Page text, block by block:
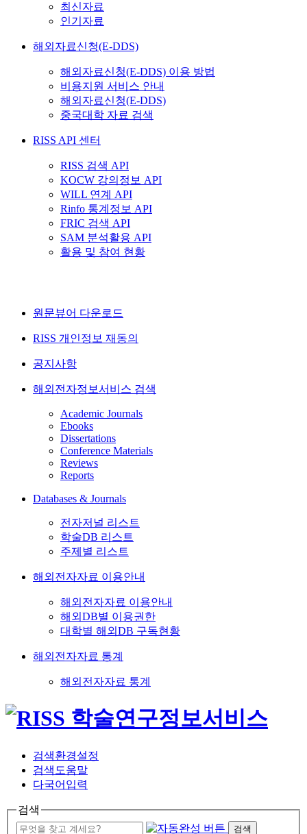
최신자료
인기자료
해외자료신청(E-DDS)
해외자료신청(E-DDS) 이용 방법
비용지원 서비스 안내
해외자료신청(E-DDS)
중국대학 자료 검색
RISS API 센터
RISS 검색 API
KOCW 강의정보 API
WILL 연계 API
Rinfo 통계정보 API
FRIC 검색 API
SAM 분석활용 API
활용 및 참여 현황
원문뷰어 다운로드
RISS 개인정보 재동의
공지사항
해외전자정보서비스 검색
Academic Journals
Ebooks
Dissertations
Conference Materials
Reviews
Reports
Databases & Journals
전자저널 리스트
학술DB 리스트
주제별 리스트
해외전자자료 이용안내
해외전자자료 이용안내
해외DB별 이용권한
대학별 해외DB 구독현황
해외전자자료 통계
해외전자자료 통계
검색환경설정
검색도움말
다국어입력
검색
검색